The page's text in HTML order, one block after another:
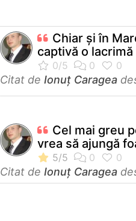
Chiar şi în
captivă o lacrimă
Citat de Ionuț Caragea
Cel mai greu
vrea să ajungă
Citat de Ionuț Caragea